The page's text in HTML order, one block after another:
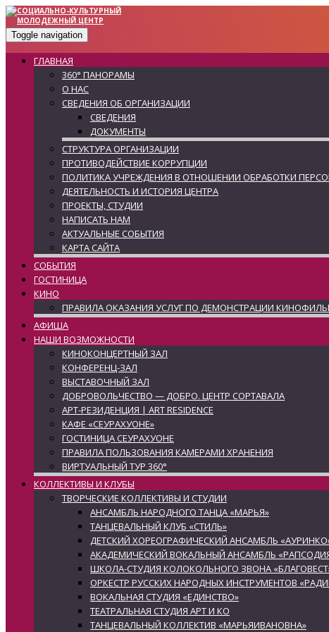
Toggle navigation
ГЛАВНАЯ
360° ПАНОРАМЫ
О НАС
СВЕДЕНИЯ ОБ ОРГАНИЗАЦИИ
СВЕДЕНИЯ
ДОКУМЕНТЫ
СТРУКТУРА ОРГАНИЗАЦИИ
ПРОТИВОДЕЙСТВИЕ КОРРУПЦИИ
ПОЛИТИКА УЧРЕЖДЕНИЯ В ОТНОШЕНИИ ОБРАБОТКИ
ДЕЯТЕЛЬНОСТЬ И ИСТОРИЯ ЦЕНТРА
ПРОЕКТЫ, СТУДИИ
НАПИСАТЬ НАМ
АКТУАЛЬНЫЕ СОБЫТИЯ
КАРТА САЙТА
СОБЫТИЯ
ГОСТИНИЦА
КИНО
ПРАВИЛА ОКАЗАНИЯ УСЛУГ ПО ДЕМОНСТРАЦИИ
АФИША
НАШИ ВОЗМОЖНОСТИ
КИНОКОНЦЕРТНЫЙ ЗАЛ
КОНФЕРЕНЦ-ЗАЛ
ВЫСТАВОЧНЫЙ ЗАЛ
ДОБРОВОЛЬЧЕСТВО — ДОБРО. ЦЕНТР СОРТАВАЛА
АРТ-РЕЗИДЕНЦИЯ | ART RESIDENCE
КАФЕ «СЕУРАХУОНЕ»
ГОСТИНИЦА СЕУРАХУОНЕ
ПРАВИЛА ПОЛЬЗОВАНИЯ КАМЕРАМИ ХРАНЕНИЯ
ВИРТУАЛЬНЫЙ ТУР 360°
КОЛЛЕКТИВЫ И КЛУБЫ
ТВОРЧЕСКИЕ КОЛЛЕКТИВЫ И СТУДИИ
АНСАМБЛЬ НАРОДНОГО ТАНЦА «МАРЬЯ»
ТАНЦЕВАЛЬНЫЙ КЛУБ «СТИЛЬ»
ДЕТСКИЙ ХОРЕОГРАФИЧЕСКИЙ АНСАМБЛЬ
АКАДЕМИЧЕСКИЙ ВОКАЛЬНЫЙ АНСАМБЛЬ
ШКОЛА-СТУДИЯ КОЛОКОЛЬНОГО ЗВОНА
ОРКЕСТР РУССКИХ НАРОДНЫХ ИНСТРУМЕНТОВ
ВОКАЛЬНАЯ СТУДИЯ «ЕДИНСТВО»
ТЕАТРАЛЬНАЯ СТУДИЯ АРТ И КО
ТАНЦЕВАЛЬНЫЙ КОЛЛЕКТИВ «МАРЬЯИВАНОВНА»